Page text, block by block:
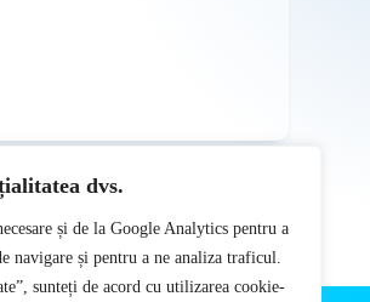
dvs.
și de la Google Analytics pentru a
navigare și pentru a ne analiza traficul.
sunteți de acord cu utilizarea cookie-